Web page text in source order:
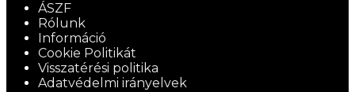
ÁSZF
Rólunk
Információ
Cookie Politikát
Visszatérési politika
Adatvédelmi irányelvek